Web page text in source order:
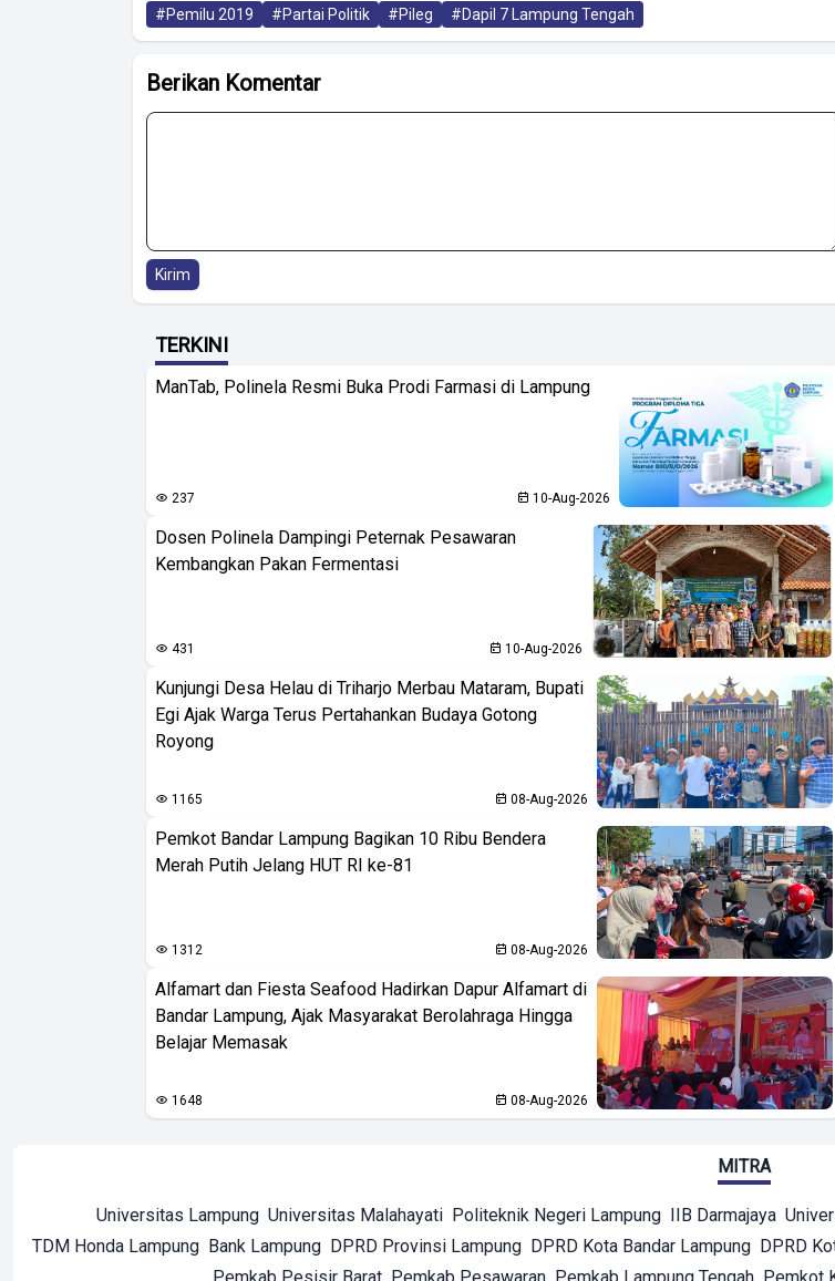
#Pemilu 2019 #Partai Politik #Pileg #Dapil 7 Lampung Tengah
Berikan Komentar
Kirim
TERKINI
ManTab, Polinela Resmi Buka Prodi Farmasi di Lampung
237 10-Aug-2026
Dosen Polinela Dampingi Peternak Pesawaran
Kembangkan Pakan Fermentasi
431 10-Aug-2026
Kunjungi Desa Helau di Triharjo Merbau Mataram, Bupati
Egi Ajak Warga Terus Pertahankan Budaya Gotong
Royong
1165 08-Aug-2026
Pemkot Bandar Lampung Bagikan 10 Ribu Bendera
Merah Putih Jelang HUT RI ke-81
1312 08-Aug-2026
Alfamart dan Fiesta Seafood Hadirkan Dapur Alfamart di
Bandar Lampung, Ajak Masyarakat Berolahraga Hingga
Belajar Memasak
1648 08-Aug-2026
MITRA
Universitas Lampung Universitas Malahayati Politeknik Negeri Lampung IIB Darmajaya
TDM Honda Lampung Bank Lampung DPRD Provinsi Lampung DPRD Kota Bandar Lampung DPRD